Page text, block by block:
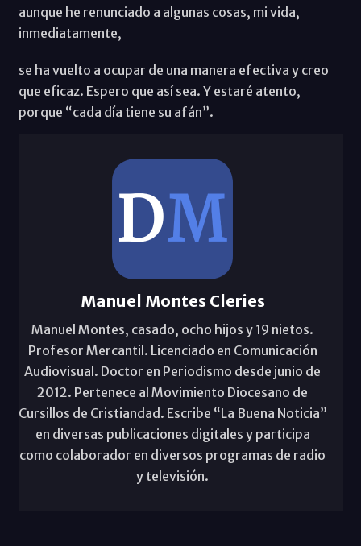
aunque he renunciado a algunas cosas, mi vida,
inmediatamente,
se ha vuelto a ocupar de una manera efectiva y creo
que eficaz. Espero que así sea. Y estaré atento,
porque “cada día tiene su afán”.
Manuel Montes Cleries
Manuel Montes, casado, ocho hijos y 19 nietos.
Profesor Mercantil. Licenciado en Comunicación
Audiovisual. Doctor en Periodismo desde junio de
2012. Pertenece al Movimiento Diocesano de
Cursillos de Cristiandad. Escribe “La Buena Noticia”
en diversas publicaciones digitales y participa
como colaborador en diversos programas de radio
y televisión.